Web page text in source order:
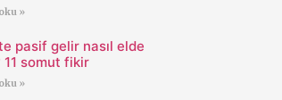
»
pasif gelir nasıl elde
11 somut fikir
»